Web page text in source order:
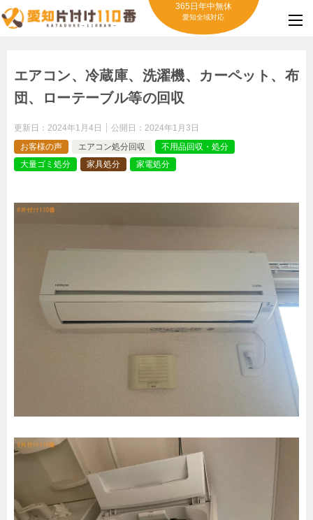
365日年中無休
愛知全域対応
エアコン、冷蔵庫、洗濯機、カーペット、布
団、ローテーブル等の回収
更新日： 2024年1月4日 公開日： 2024年1月3日
お客様の声
エアコン処分回収
不用品回収・処分
大量ゴミ処分
家具処分 家電処分